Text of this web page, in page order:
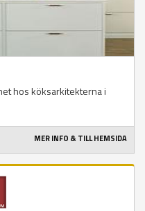
hos köksarkitekterna i
MER INFO & TILL HEMSIDA